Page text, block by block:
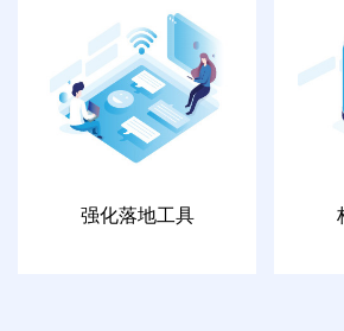
强化落地工具